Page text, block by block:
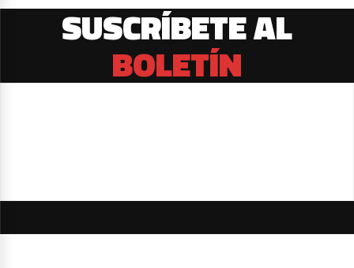
SUSCRÍBETE AL
BOLETÍN